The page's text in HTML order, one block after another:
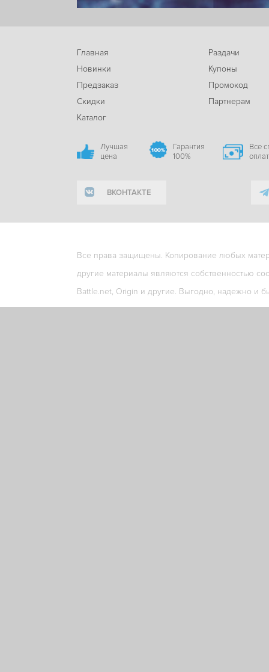
Главная
Новинки
Предзаказ
Скидки
Каталог
Раздачи
Купоны
Промокод
Партнерам
Лучшая
цена
Гарантия
100%
Все
ВКОНТАКТЕ
Все права защищены. Копирование любых
другие материалы являются собственностью
Battle.net, Origin и другие. Выгодно, надежно и